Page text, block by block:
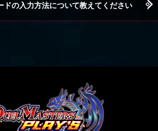
ドの入力方法について教えてください